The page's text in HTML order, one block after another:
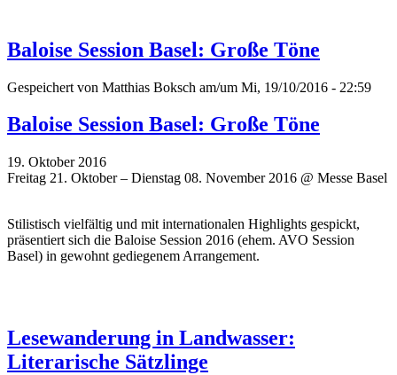
Baloise Session Basel: Große Töne
Gespeichert von Matthias Boksch am/um Mi, 19/10/2016 - 22:59
Baloise Session Basel: Große Töne
19. Oktober 2016
Freitag 21. Oktober – Dienstag 08. November 2016 @ Messe Basel
Stilistisch vielfältig und mit internationalen Highlights gespickt,
präsentiert sich die Baloise Session 2016 (ehem. AVO Session
Basel) in gewohnt gediegenem Arrangement.
Lesewanderung in Landwasser:
Literarische Sätzlinge